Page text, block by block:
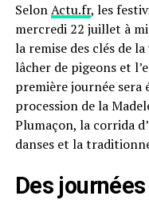
SelonActu.fr, les
mercredi 22 juillet à
la remise des clés de
lâcher de pigeons et
première journée
procession de la
Plumaçon, la corrida
danses et la
Des